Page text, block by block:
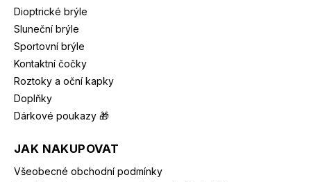
Dioptrické brýle
Sluneční brýle
Sportovní brýle
Kontaktní čočky
Roztoky a oční kapky
Doplňky
Dárkové poukazy 🎁
JAK NAKUPOVAT
Všeobecné obchodní podmínky